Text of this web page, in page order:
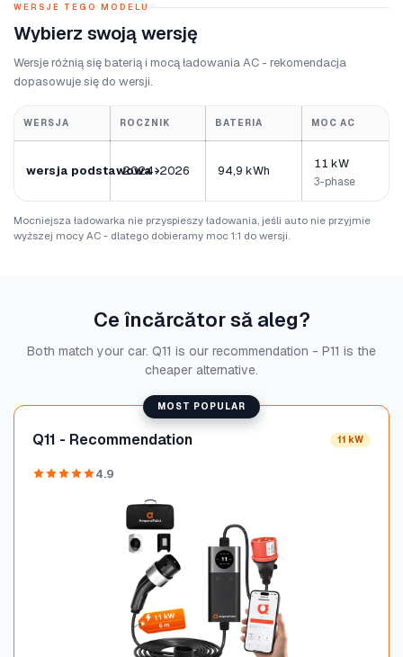
WERSJE TEGO MODELU
Wybierz swoją wersję
Wersje różnią się baterią i mocą ładowania AC - rekomendacja
dopasowuje się do wersji.
WERSJA ROCZNIK BATERIA MOC AC
wersja podstawowa2024-2026 94,9 kWh 11 kW
3-phase
Mocniejsza ładowarka nie przyspieszy ładowania, jeśli auto nie przyjmie
wyższej mocy AC - dlatego dobieramy moc 1:1 do wersji.
Ce încărcător să aleg?
Both match your car. Q11 is our recommendation - P11 is the
cheaper alternative.
MOST POPULAR
Q11 - Recommendation 11 kW
4.9